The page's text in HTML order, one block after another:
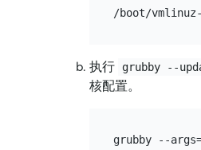
执行 grubby --
核配置。
grubby --